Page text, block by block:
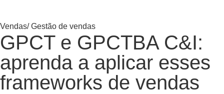
Vendas/Gestão de vendas
GPCT e GPCTBA C&I:
aprenda a aplicar esses
frameworks de vendas